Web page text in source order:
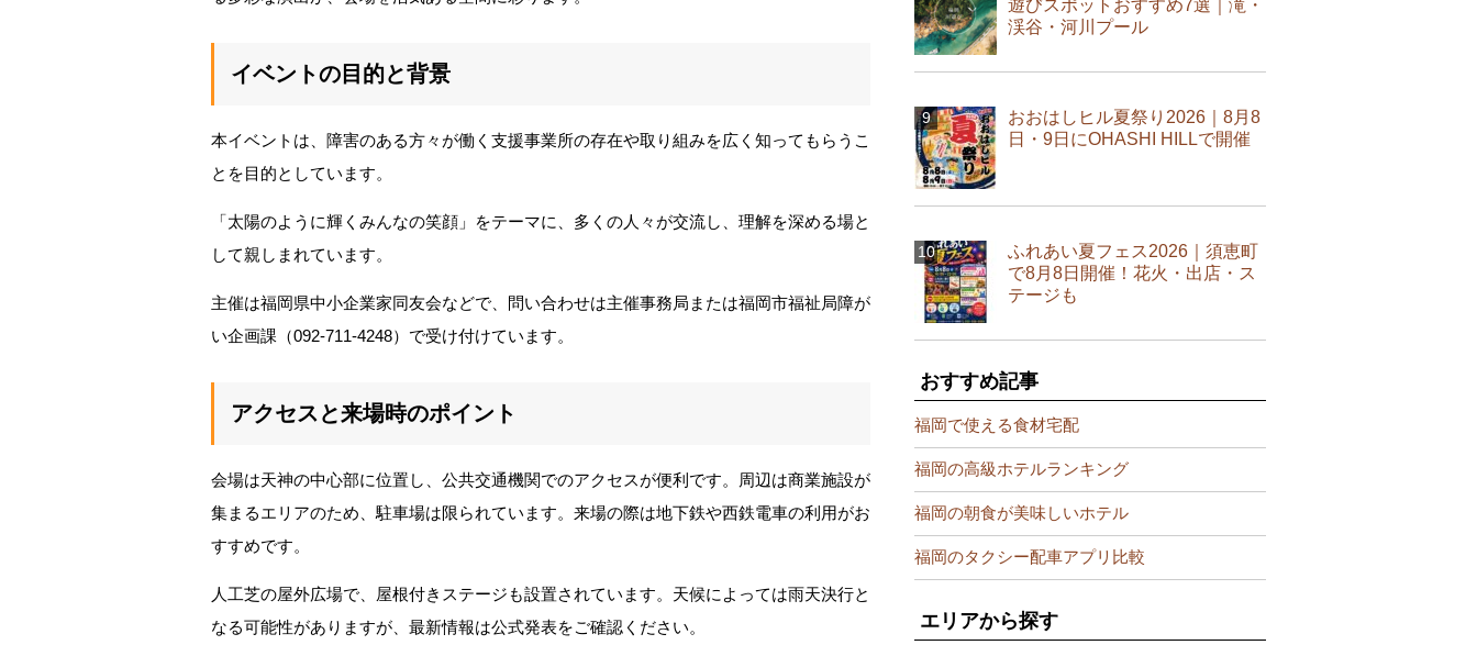
イベントの目的と背景
本イベントは、障害のある方々が働く支援事業所の存在や取り組みを広く知ってもらうこ
とを目的としています。
「太陽のように輝くみんなの笑顔」をテーマに、多くの人々が交流し、理解を深める場と
して親しまれています。
主催は福岡県中小企業家同友会などで、問い合わせは主催事務局または福岡市福祉局障が
い企画課（092-711-4248）で受け付けています。
アクセスと来場時のポイント
会場は天神の中心部に位置し、公共交通機関でのアクセスが便利です。周辺は商業施設が
集まるエリアのため、駐車場は限られています。来場の際は地下鉄や西鉄電車の利用がお
すすめです。
人工芝の屋外広場で、屋根付きステージも設置されています。天候によっては雨天決行と
なる可能性がありますが、最新情報は公式発表をご確認ください。
遊びスポットおすすめ7選｜滝・
渓谷・河川プール
おおはしヒル夏祭り2026｜8月8
日・9日にOHASHI HILLで開催
ふれあい夏フェス2026｜須恵町
で8月8日開催！花火・出店・ス
テージも
おすすめ記事
福岡で使える食材宅配
福岡の高級ホテルランキング
福岡の朝食が美味しいホテル
福岡のタクシー配車アプリ比較
エリアから探す